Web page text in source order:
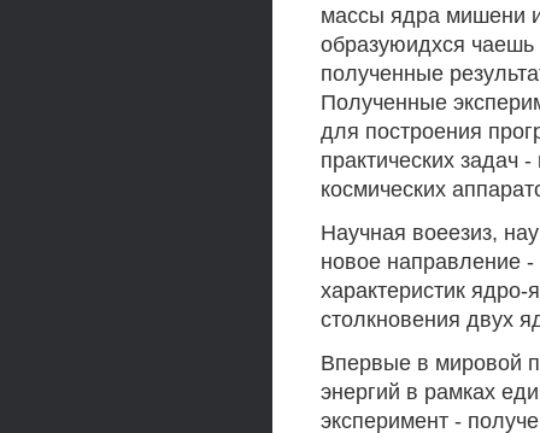
массы ядра мишени и
образуюидхся чаешь
полученные
Полученные
для построения
практических задач
космических
Научная воеезиз,
новое направление -
характеристик
столкновения двух
Впервые в мировой
энергий в рамках
эксперимент -